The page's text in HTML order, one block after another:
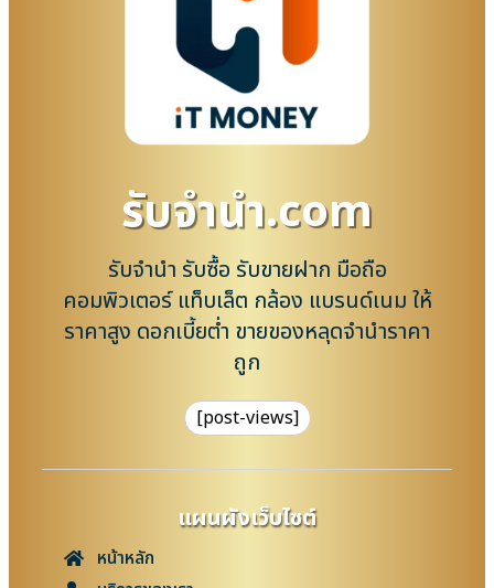
รับจํานํา.com
รับจำนำ รับซื้อ รับขายฝาก มือถือ
คอมพิวเตอร์ แท็บเล็ต กล้อง แบรนด์เนม ให้
ราคาสูง ดอกเบี้ยต่ำ ขายของหลุดจำนำราคา
ถูก
[post-views]
แผนผังเว็บไซต์
หน้าหลัก